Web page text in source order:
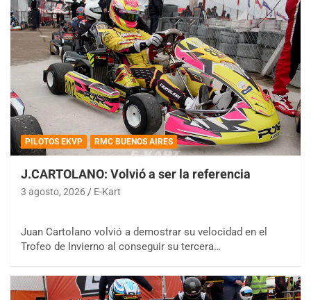
PILOTOS EKVP RMC BUENOS AIRES
J.CARTOLANO: Volvió a ser la referencia
3 agosto, 2026 E-Kart
Juan Cartolano volvió a demostrar su velocidad en el
Trofeo de Invierno al conseguir su tercera…